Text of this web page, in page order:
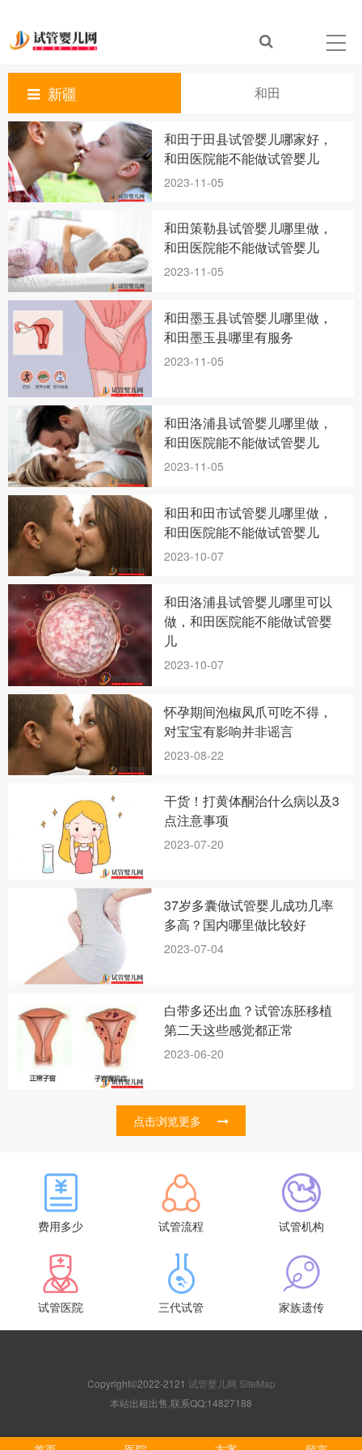
新疆 和田
和田于田县试管婴儿哪家好，
和田医院能不能做试管婴儿
2023-11-05
和田策勒县试管婴儿哪里做，
和田医院能不能做试管婴儿
2023-11-05
和田墨玉县试管婴儿哪里做，
和田墨玉县哪里有服务
2023-11-05
和田洛浦县试管婴儿哪里做，
和田医院能不能做试管婴儿
2023-11-05
和田和田市试管婴儿哪里做，
和田医院能不能做试管婴儿
2023-10-07
和田洛浦县试管婴儿哪里可以
做，和田医院能不能做试管婴
儿
2023-10-07
怀孕期间泡椒凤爪可吃不得，
对宝宝有影响并非谣言
2023-08-22
干货！打黄体酮治什么病以及3
点注意事项
2023-07-20
37岁多囊做试管婴儿成功几率
多高？国内哪里做比较好
2023-07-04
白带多还出血？试管冻胚移植
第二天这些感觉都正常
2023-06-20
点击浏览更多
费用多少 试管流程 试管机构
试管医院 三代试管 家族遗传
Copyright©2022-2121 试管婴儿网 SiteMap
本站出租出售,联系QQ:14827188